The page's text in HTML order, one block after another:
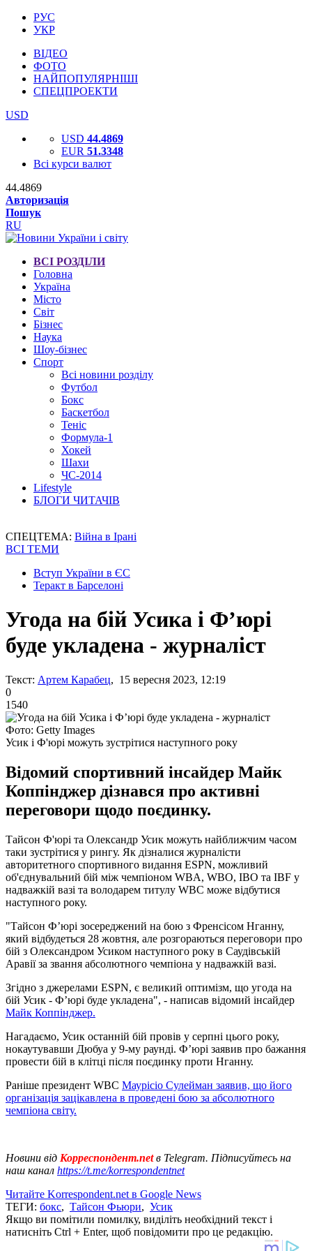
РУС
УКР
ВІДЕО
ФОТО
НАЙПОПУЛЯРНІШІ
СПЕЦПРОЕКТИ
USD
USD 44.4869
EUR 51.3348
Всі курси валют
44.4869
Авторизація
Пошук
RU
ВСІ РОЗДІЛИ
Головна
Україна
Місто
Світ
Бізнес
Наука
Шоу-бізнес
Спорт
Всі новини розділу
Футбол
Бокс
Баскетбол
Теніс
Формула-1
Хокей
Шахи
ЧС-2014
Lifestyle
БЛОГИ ЧИТАЧІВ
СПЕЦТЕМА: Війна в Ірані
ВСІ ТЕМИ
Вступ України в ЄС
Теракт в Барселоні
Угода на бій Усика і Ф’юрі
буде укладена - журналіст
Текст: Артем Карабец, 15 вересня 2023, 12:19
0
1540
Фото: Getty Images
Усик і Ф'юрі можуть зустрітися наступного року
Відомий спортивний інсайдер Майк
Коппінджер дізнався про активні
переговори щодо поєдинку.
Тайсон Ф'юрі та Олександр Усик можуть найближчим часом
таки зустрітися у рингу. Як дізналися журналісти
авторитетного спортивного видання ESPN, можливий
об'єднувальний бій між чемпіоном WBA, WBO, IBO та IBF у
надважкій вазі та володарем титулу WBC може відбутися
наступного року.
"Тайсон Ф’юрі зосереджений на бою з Френсісом Нганну,
який відбудеться 28 жовтня, але розгораються переговори про
бій з Олександром Усиком наступного року в Саудівській
Аравії за звання абсолютного чемпіона у надважкій вазі.
Згідно з джерелами ESPN, є великий оптимізм, що угода на
бій Усик - Ф’юрі буде укладена", - написав відомий інсайдер
Майк Коппінджер.
Нагадаємо, Усик останній бій провів у серпні цього року,
нокаутувавши Дюбуа у 9-му раунді. Ф’юрі заявив про бажання
провести бій в клітці після поєдинку проти Нганну.
Раніше президент WBC Маурісіо Сулейман заявив, що його
організація зацікавлена в проведені бою за абсолютного
чемпіона світу.
Новини від Корреспондент.netв Telegram. Підписуйтесь на
наш канал https://t.me/korrespondentnet
Читайте Korrespondent.net в Google News
ТЕГИ: бокс, Тайсон Фьюри, Усик
Якщо ви помітили помилку, виділіть необхідний текст і
натисніть Ctrl + Enter, щоб повідомити про це редакцію.